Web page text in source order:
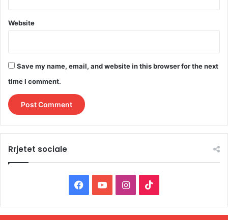
Website
Save my name, email, and website in this browser for the next
time I comment.
Rrjetet sociale
a
o
I
n
i